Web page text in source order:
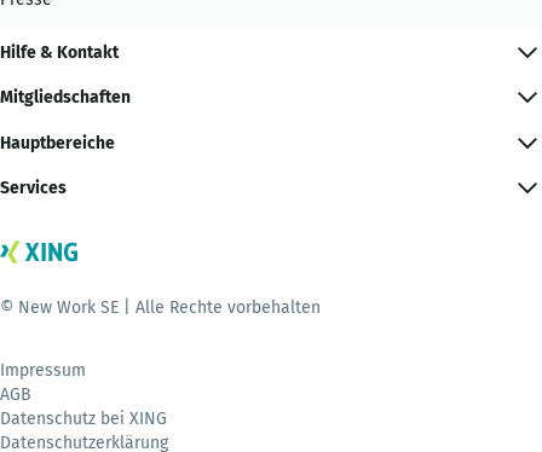
Hilfe & Kontakt
Mitgliedschaften
Hauptbereiche
Services
© New Work SE | Alle Rechte vorbehalten
Impressum
AGB
Datenschutz bei XING
Datenschutzerklärung